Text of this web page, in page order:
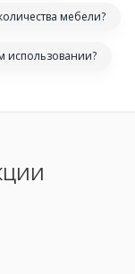
мебели?
использовании?